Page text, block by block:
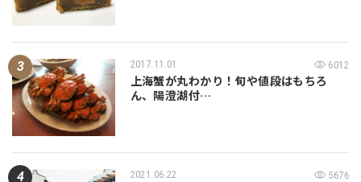
2017.11.01 6012
上海蟹が丸わかり！旬や値段はもちろ
ん、陽澄湖付…
2021.06.22 5676